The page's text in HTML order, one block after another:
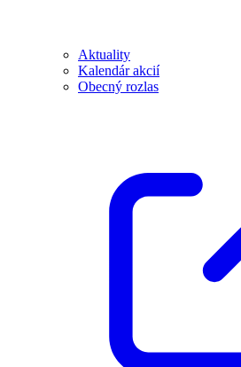
Aktuality
Kalendár akcií
Obecný rozlas